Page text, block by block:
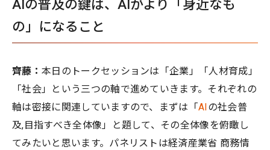
AIの普及の鍵は、AIがより「身近なも
の」になること
齊藤： 本日のトークセッションは「企業」「人材育成」
「社会」という三つの軸で進めていきます。それぞれの
軸は密接に関連していますので、まずは「AIの社会普
及,目指すべき全体像」と題して、その全体像を俯瞰し
てみたいと思います。パネリストは経済産業省 商務情